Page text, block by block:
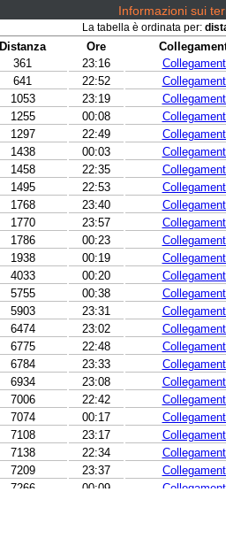
Informazioni sui
La tabella è ordinata per:
Distanza Ore
361 23:16
641 22:52
1053 23:19
1255 00:08
1297 22:49
1438 00:03
1458 22:35
1495 22:53
1768 23:40
1770 23:57
1786 00:23
1938 00:19
4033 00:20
5755 00:38
5903 23:31
6474 23:02
6775 22:48
6784 23:33
6934 23:08
7006 22:42
7074 00:17
7108 23:17
7138 22:34
7209 23:37
7266 00:09